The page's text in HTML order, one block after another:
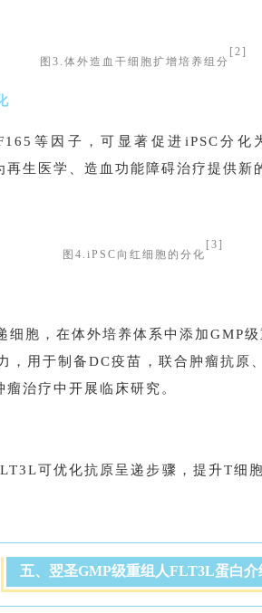
图3.体外造血干细胞扩增培养组分
[2]
等因子，可显著促进iPSC分
生医学、造血功能障碍治疗提供新
图4.iPSC向红细胞的分化
[3]
细胞，在体外培养体系中添加GMP
，用于制备DC疫苗，联合肿瘤抗原
治疗中开展临床研究。
可优化抗原呈递步骤，提升T细
五、翌圣GMP级重组人FLT3L蛋白介